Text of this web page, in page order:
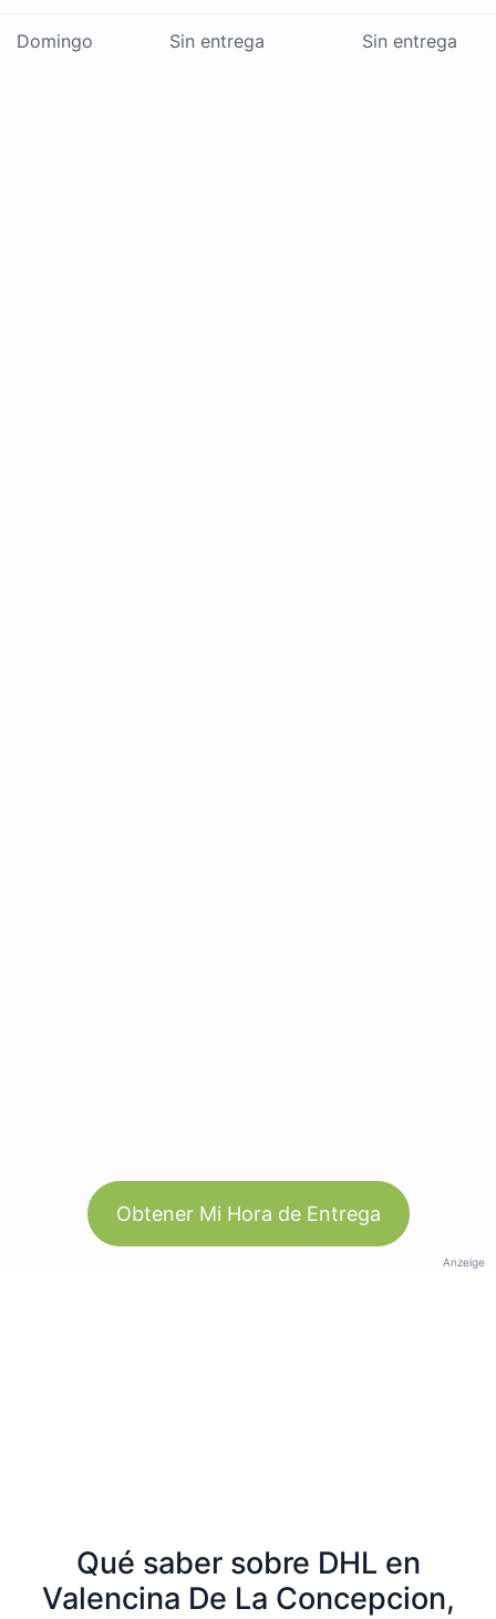
Domingo Sin entrega Sin entrega
Obtener Mi Hora de Entrega
Anzeige
Qué saber sobre DHL en
Valencina De La Concepcion,